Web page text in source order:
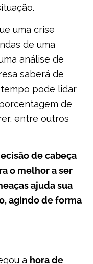
uma crise
de uma
análise de
saberá de
pode lidar
de
entre outros
de cabeça
o melhor a ser
ajuda sua
agindo de forma
a hora de